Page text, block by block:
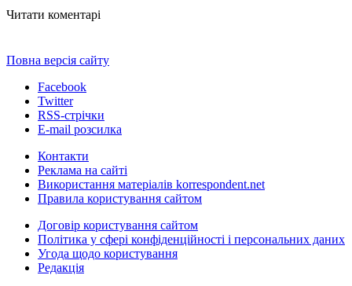
Читати коментарі
Повна версія сайту
Facebook
Twitter
RSS-стрічки
E-mail розсилка
Контакти
Реклама на сайті
Використання матеріалів korrespondent.net
Правила користування сайтом
Договір користування сайтом
Політика у сфері конфіденційності і персональних даних
Угода щодо користування
Редакція